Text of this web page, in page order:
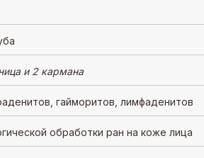
и 2 кармана
гайморитов, лимфаденитов
обработки ран на коже лица